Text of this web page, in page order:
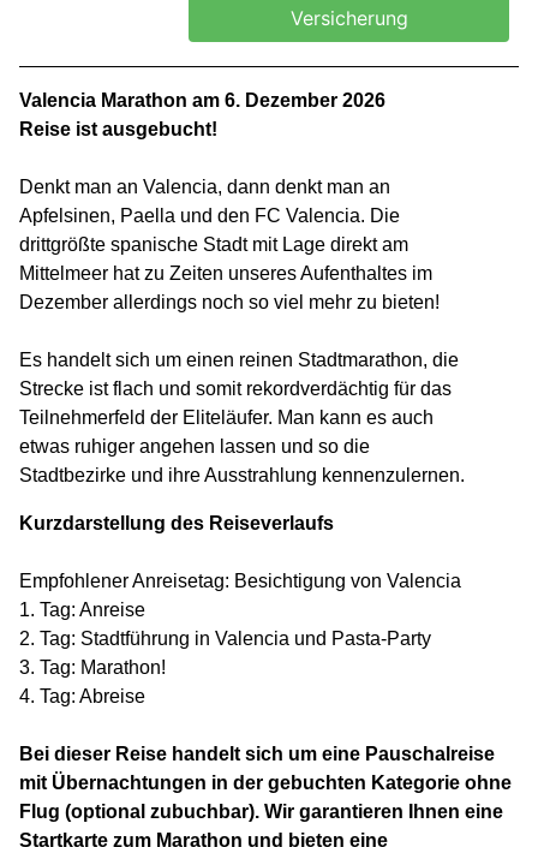
Versicherung
Valencia Marathon am 6. Dezember 2026
Reise ist ausgebucht!
Denkt man an Valencia, dann denkt man an
Apfelsinen, Paella und den FC Valencia. Die
drittgrößte spanische Stadt mit Lage direkt am
Mittelmeer hat zu Zeiten unseres Aufenthaltes im
Dezember allerdings noch so viel mehr zu bieten!
Es handelt sich um einen reinen Stadtmarathon, die
Strecke ist flach und somit rekordverdächtig für das
Teilnehmerfeld der Eliteläufer. Man kann es auch
etwas ruhiger angehen lassen und so die
Stadtbezirke und ihre Ausstrahlung kennenzulernen.
Kurzdarstellung des Reiseverlaufs
Empfohlener Anreisetag: Besichtigung von Valencia
1. Tag: Anreise
2. Tag: Stadtführung in Valencia und Pasta-Party
3. Tag: Marathon!
4. Tag: Abreise
Bei dieser Reise handelt sich um eine Pauschalreise
mit Übernachtungen in der gebuchten Kategorie ohne
Flug (optional zubuchbar). Wir garantieren Ihnen eine
Startkarte zum Marathon und bieten eine